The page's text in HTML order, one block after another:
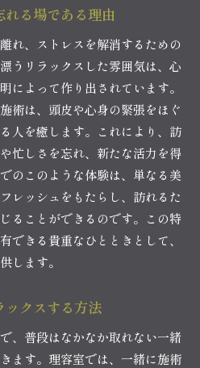
る場である理由
れ、ストレスを解消するための
うリラックスした雰囲気は、心
によって作り出されています。
術は、頭皮や心身の緊張をほぐ
人を癒します。これにより、訪
忙しさを忘れ、新たな活力を得
のこのような体験は、単なる美
レッシュをもたらし、訪れるた
ることができるのです。この特
できる貴重なひとときとして、
します。
ックスする方法
、普段はなかなか取れない一緒
ます。理容室では、一緒に施術